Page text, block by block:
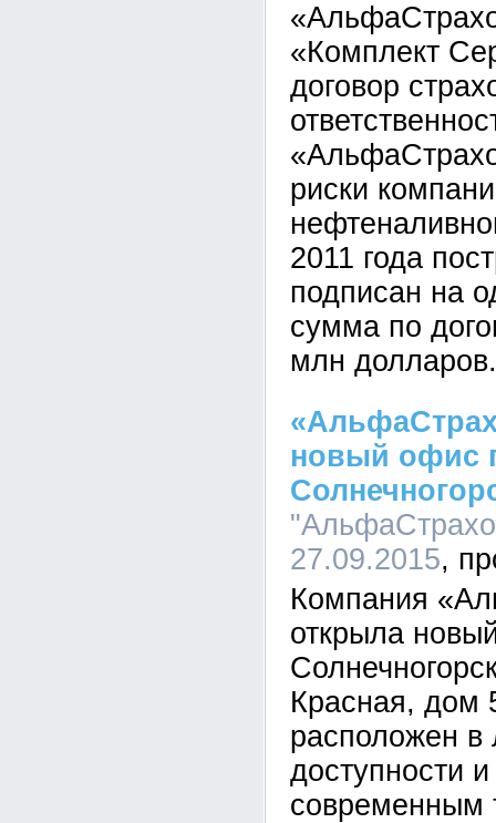
«Комплект
договор
риски
2011 года
подписан на
сумма по
млн долларов.
новый офис
27.09.2015
Компания
открыла
Красная, дом
расположен в
доступности
современным